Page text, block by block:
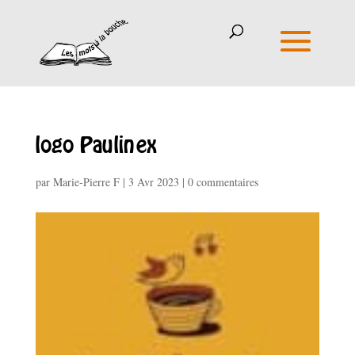
logo Paulinex
par Marie-Pierre F| 3 Avr 2023 | 0 commentaires